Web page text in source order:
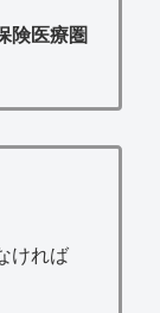
険医療圏
ければ